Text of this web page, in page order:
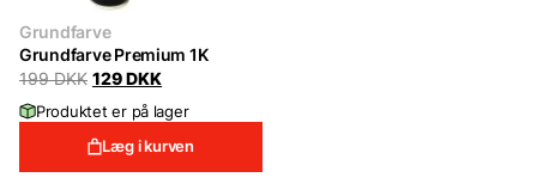
Grundfarve
Grundfarve Premium 1K
199DKK Original
was:
129DKKCurrent
is:
Produktet er på lager
Læg i kurven